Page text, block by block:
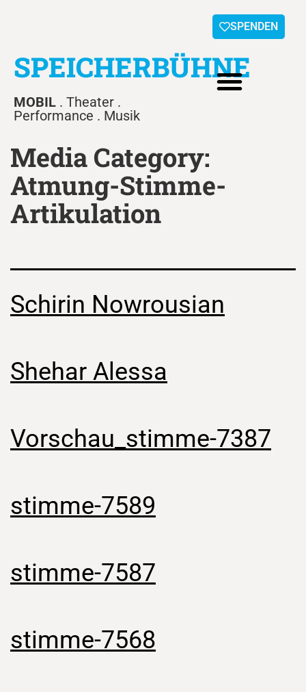
SPENDEN
SPEICHERBÜHNE
MOBIL . Theater .
Performance . Musik
Media Category:
Atmung-Stimme-
Artikulation
Schirin Nowrousian
Shehar Alessa
Vorschau_stimme-7387
stimme-7589
stimme-7587
stimme-7568